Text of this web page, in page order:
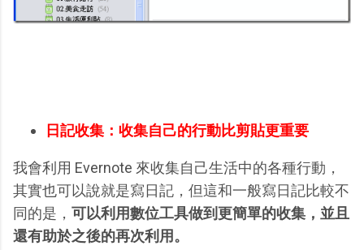
日記收集：收集自己的行動比剪貼更重要
我會利用 Evernote 來收集自己生活中的各種行動，
其實也可以說就是寫日記，但這和一般寫日記比較不
同的是， 可以利用數位工具做到更簡單的收集，並且
還有助於之後的再次利用。